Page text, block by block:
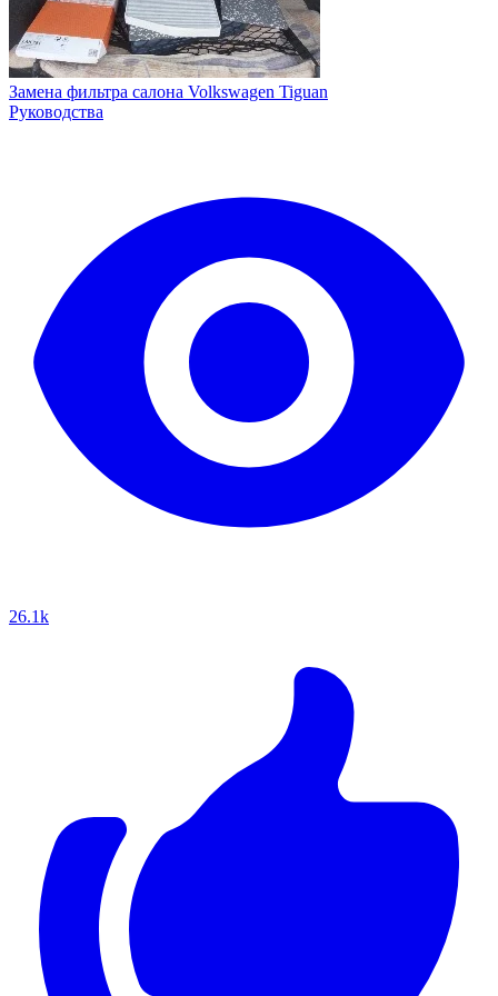
Замена фильтра салона Volkswagen Tiguan
Руководства
26.1k